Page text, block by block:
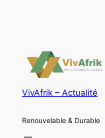
VivAfrik – Actualité
Renouvelable & Durable